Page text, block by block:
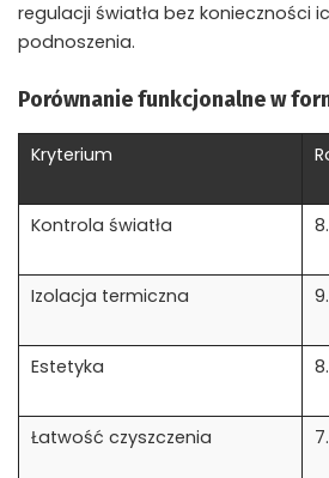
regulacji światła bez konieczności
podnoszenia.
Porównanie funkcjonalne w
Kryterium
Kontrola światła
Izolacja termiczna
Estetyka
Łatwość czyszczenia